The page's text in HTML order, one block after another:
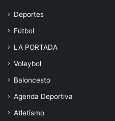
Deportes
Fútbol
LA PORTADA
Voleybol
Baloncesto
Agenda Deportiva
Atletismo